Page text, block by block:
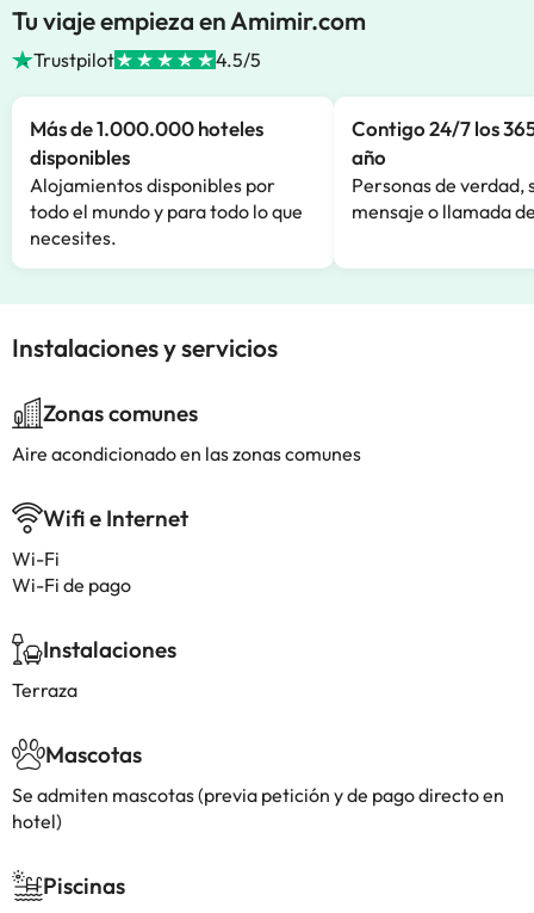
Tu viaje empieza en Amimir.com
Trustpilot 4.5/5
Más de 1.000.000 hoteles
disponibles
Alojamientos disponibles por
todo el mundo y para todo lo que
necesites.
Contigo 24/7 los
año
Personas de verdad,
mensaje o llamada
Instalaciones y servicios
Zonas comunes
Aire acondicionado en las zonas comunes
Wifi e Internet
Wi-Fi
Wi-Fi de pago
Instalaciones
Terraza
Mascotas
Se admiten mascotas (previa petición y de pago directo en
hotel)
Piscinas